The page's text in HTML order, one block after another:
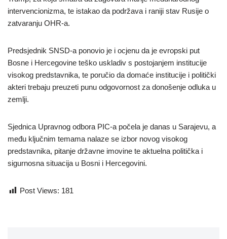
intervencionizma, te istakao da podržava i raniji stav Rusije o
zatvaranju OHR-a.
Predsjednik SNSD-a ponovio je i ocjenu da je evropski put
Bosne i Hercegovine teško uskladiv s postojanjem institucije
visokog predstavnika, te poručio da domaće institucije i politički
akteri trebaju preuzeti punu odgovornost za donošenje odluka u
zemlji.
Sjednica Upravnog odbora PIC-a počela je danas u Sarajevu, a
među ključnim temama nalaze se izbor novog visokog
predstavnika, pitanje državne imovine te aktuelna politička i
sigurnosna situacija u Bosni i Hercegovini.
Post Views: 181